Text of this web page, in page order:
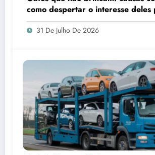
como despertar o interesse deles
brinquedos
31 De Julho De 2026